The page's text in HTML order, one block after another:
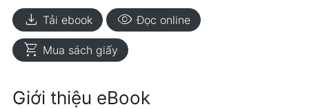
download Tải ebook visibility Đọc online
shopping_cart Mua sách giấy
Giới thiệu eBook